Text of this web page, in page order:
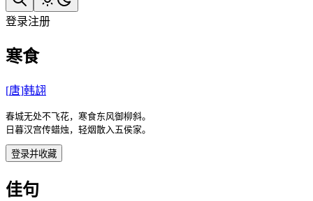
登录注册
寒食
[唐]韩翃
春城无处不飞花，寒食东风御柳斜。
日暮汉宫传蜡烛，轻烟散入五侯家。
登录并收藏
佳句